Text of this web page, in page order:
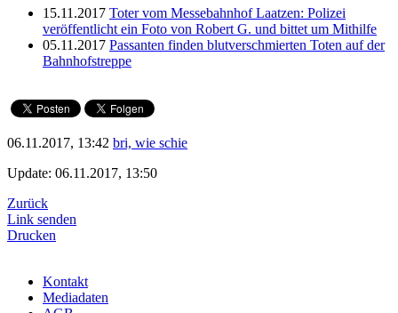
15.11.2017 Toter vom Messebahnhof Laatzen: Polizei
veröffentlicht ein Foto von Robert G. und bittet um Mithilfe
05.11.2017 Passanten finden blutverschmierten Toten auf der
Bahnhofstreppe
06.11.2017, 13:42 bri, wie schie
Update: 06.11.2017, 13:50
Zurück
Link senden
Drucken
Kontakt
Mediadaten